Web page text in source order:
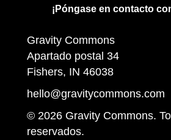
¡Póngase en contacto
Gravity Commons
Apartado postal 34
Fishers, IN 46038
hello@gravitycommons.com
© 2026 Gravity Commons.
reservados.